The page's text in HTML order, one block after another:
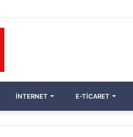
İNTERNET E-TICARET